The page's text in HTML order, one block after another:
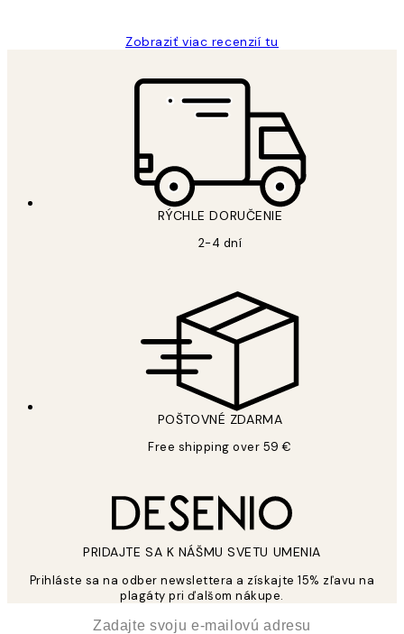
Zobraziť viac recenzií tu
RÝCHLE DORUČENIE
2-4 dní
POŠTOVNÉ ZDARMA
Free shipping over 59 €
PRIDAJTE SA K NÁŠMU SVETU UMENIA
Prihláste sa na odber newslettera a získajte 15% zľavu na
plagáty pri ďalšom nákupe.